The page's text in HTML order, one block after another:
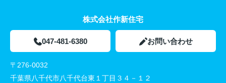
株式会社作新住宅
047-481-6380 お問い合わせ
〒276-0032
千葉県八千代市八千代台東１丁目３４－１２